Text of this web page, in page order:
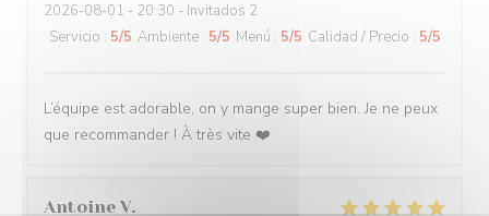
2026-08-01 - 20:30 - Invitados 2
Servicio : 5/5 Ambiente : 5/5 Menú : 5/5 Calidad / Precio : 5/5
L’équipe est adorable, on y mange super bien. Je ne peux
que recommander ! À très vite ❤️
Antoine V